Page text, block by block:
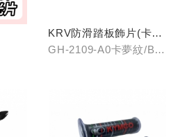
KRV防滑踏板飾片(卡夢
紋/金屬髮絲)
GH-2109-A0卡夢紋/B0